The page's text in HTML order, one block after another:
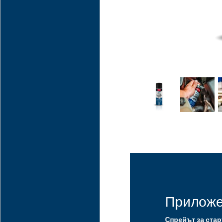
Спрейът за